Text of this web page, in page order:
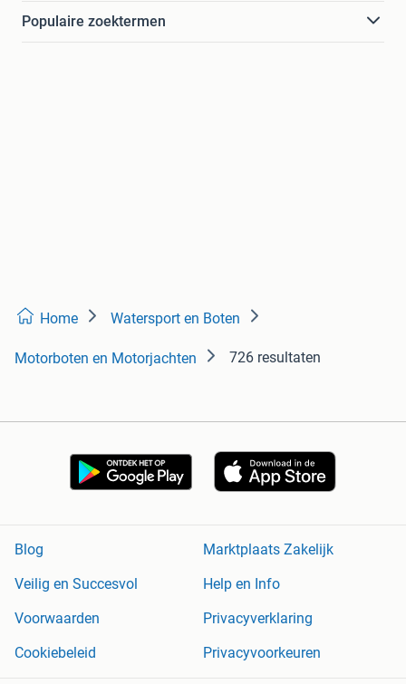
Populaire zoektermen
Home Watersport en Boten
Motorboten en Motorjachten 726 resultaten
Blog
Marktplaats Zakelijk
Veilig en Succesvol
Help en Info
Voorwaarden
Privacyverklaring
Cookiebeleid
Privacyvoorkeuren